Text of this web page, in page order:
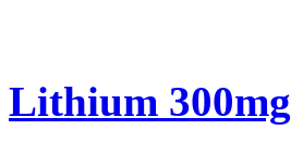
Lithium 300mg